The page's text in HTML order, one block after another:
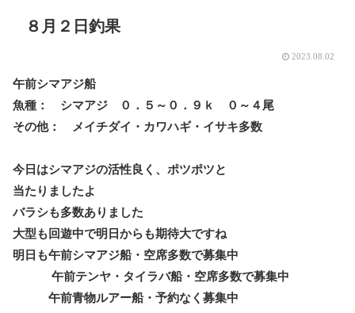
８月２日釣果
2023.08.02
午前シマアジ船
魚種： シマアジ ０．５～０．９ｋ ０～４尾
その他： メイチダイ・カワハギ・イサキ多数
今日はシマアジの活性良く、ポツポツと
当たりましたよ
バラシも多数ありました
大型も回遊中で明日からも期待大ですね
明日も午前シマアジ船・空席多数で募集中
午前テンヤ・タイラバ船・空席多数で募集中
午前青物ルアー船・予約なく募集中